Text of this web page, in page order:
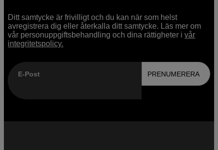
Ditt samtycke är frivilligt och du kan när som helst
avregistrera dig eller återkalla ditt samtycke. Läs mer om
vår personuppgiftsbehandling och dina rättigheter ivår
integritetspolicy.
E-Post PRENUMERERA